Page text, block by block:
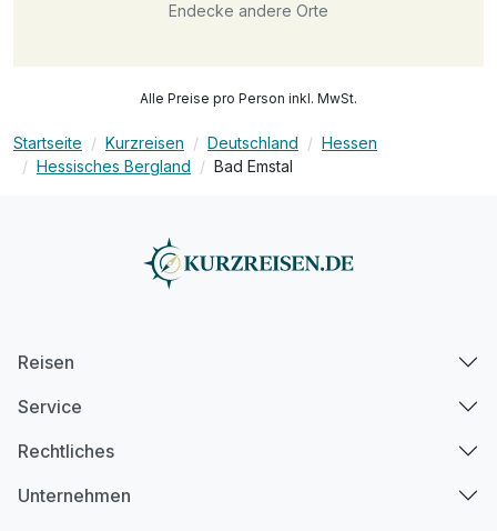
Endecke andere Orte
Alle Preise pro Person inkl. MwSt.
Startseite Kurzreisen Deutschland
Hessen
Hessisches Bergland
Bad Emstal
Reisen
Service
Rechtliches
Unternehmen